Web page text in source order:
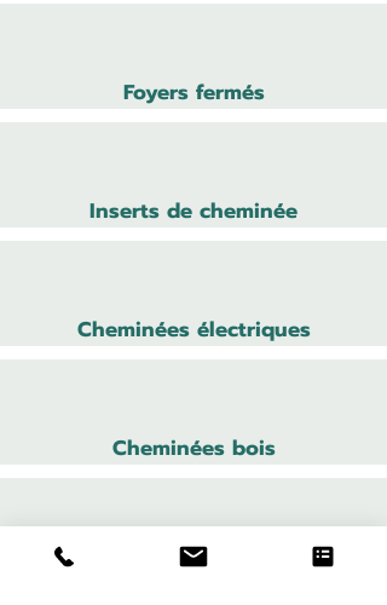
Foyers fermés
Inserts de cheminée
Cheminées électriques
Cheminées bois
Cheministe